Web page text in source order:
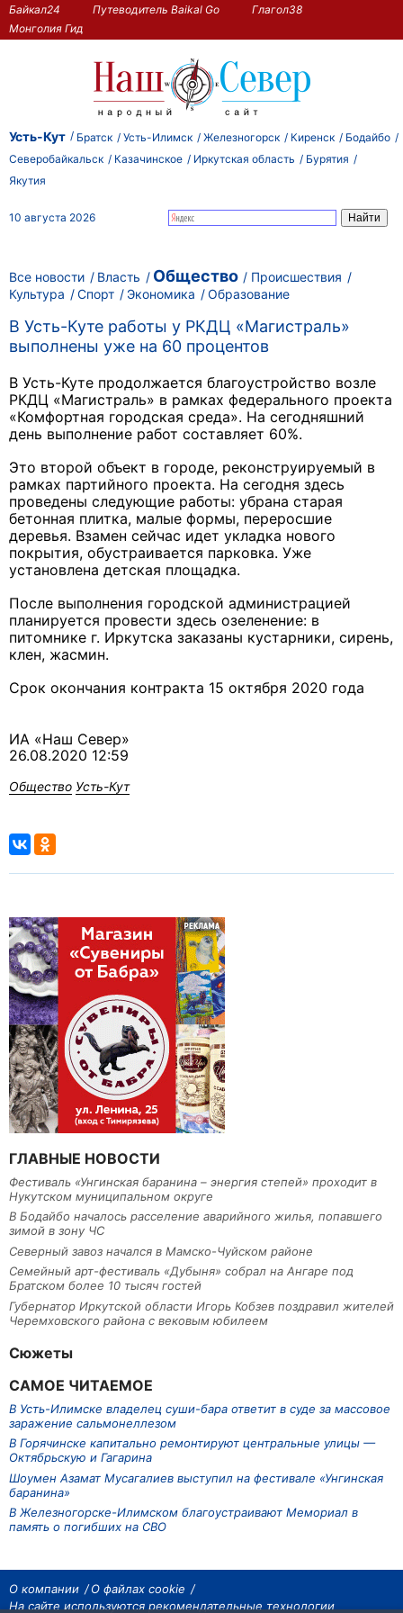
Байкал24 Путеводитель Baikal Go
Глагол38
Монголия Гид
Усть-Кут Братск Усть-Илимск Железногорск Киренск
Бодайбо
Северобайкальск
Казачинское Иркутская область
Бурятия
Якутия
10 августа 2026
Все новости Власть Общество
Происшествия
Культура
Спорт Экономика Образование
В Усть-Куте работы у РКДЦ «Магистраль»
выполнены уже на 60 процентов
В Усть-Куте продолжается благоустройство возле
РКДЦ «Магистраль» в рамках федерального проекта
«Комфортная городская среда». На сегодняшний
день выполнение работ составляет 60%.
Это второй объект в городе, реконструируемый в
рамках партийного проекта. На сегодня здесь
проведены следующие работы: убрана старая
бетонная плитка, малые формы, переросшие
деревья. Взамен сейчас идет укладка нового
покрытия, обустраивается парковка. Уже
установлена детская площадка.
После выполнения городской администрацией
планируется провести здесь озеленение: в
питомнике г. Иркутска заказаны кустарники, сирень,
клен, жасмин.
Срок окончания контракта 15 октября 2020 года
ИА «Наш Север»
26.08.2020 12:59
Общество Усть-Кут
ГЛАВНЫЕ НОВОСТИ
Фестиваль «Унгинская баранина – энергия степей» проходит в
Нукутском муниципальном округе
В Бодайбо началось расселение аварийного жилья, попавшего
зимой в зону ЧС
Северный завоз начался в Мамско-Чуйском районе
Семейный арт-фестиваль «Дубыня» собрал на Ангаре под
Братском более 10 тысяч гостей
Губернатор Иркутской области Игорь Кобзев поздравил жителей
Черемховского района с вековым юбилеем
Сюжеты
САМОЕ ЧИТАЕМОЕ
В Усть-Илимске владелец суши-бара ответит в суде за массовое
заражение сальмонеллезом
В Горячинске капитально ремонтируют центральные улицы —
Октябрьскую и Гагарина
Шоумен Азамат Мусагалиев выступил на фестивале «Унгинская
баранина»
В Железногорске-Илимском благоустраивают Мемориал в
память о погибших на СВО
О компании
О файлах cookie
На сайте используются рекомендательные технологии